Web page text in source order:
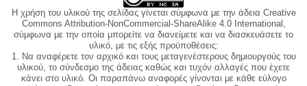
Η χρήση του υλικού της σελίδας γίνεται σύμφωνα με την άδεια Creative
Commons Attribution-NonCommercial-ShareAlike 4.0 International,
σύμφωνα με την οποία μπορείτε να διανείμετε και να διασκευάσετε το
υλικό, με τις εξής προϋποθέσεις:
1. Να αναφέρετε τον αρχικό και τους μεταγενέστερους δημιουργούς του
υλικού, το σύνδεσμο της άδειας καθώς και τυχόν αλλαγές που έχετε
κάνει στο υλικό. Οι παραπάνω αναφορές γίνονται με κάθε εύλογο